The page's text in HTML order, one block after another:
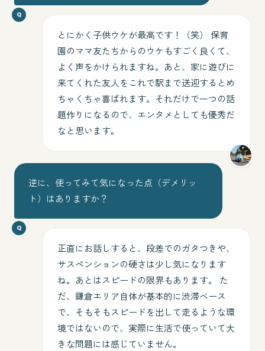
とにかく子供ウケが最高です！（笑） 保育
園のママ友たちからのウケもすごく良くて、
よく声をかけられますね。あと、家に遊びに
来てくれた友人をこれで駅まで送迎するとめ
ちゃくちゃ喜ばれます。それだけで一つの話
題作りになるので、エンタメとしても優秀だ
なと思います。
逆に、使ってみて気になった点（デメリッ
ト）はありますか？
正直にお話しすると、段差でのガタつきや、
サスペンションの硬さは少し気になります
ね。あとはスピードの限界もあります。 た
だ、鎌倉エリア自体が基本的に渋滞ベース
で、そもそもスピードを出して走るような環
境ではないので、実際に生活で使っていて大
きな問題には感じていません。